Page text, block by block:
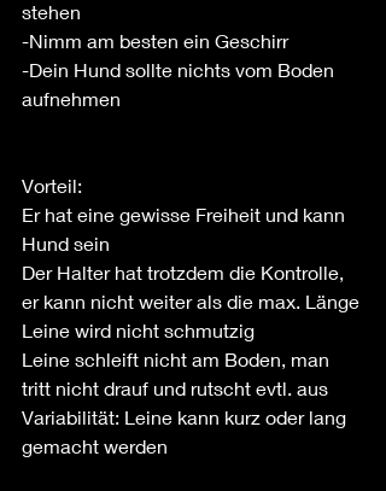
stehen
-Nimm am besten ein Geschirr
-Dein Hund sollte nichts vom Boden
aufnehmen
Vorteil:
Er hat eine gewisse Freiheit und kann
Hund sein
Der Halter hat trotzdem die Kontrolle,
er kann nicht weiter als die max. Länge
Leine wird nicht schmutzig
Leine schleift nicht am Boden, man
tritt nicht drauf und rutscht evtl. aus
Variabilität: Leine kann kurz oder lang
gemacht werden